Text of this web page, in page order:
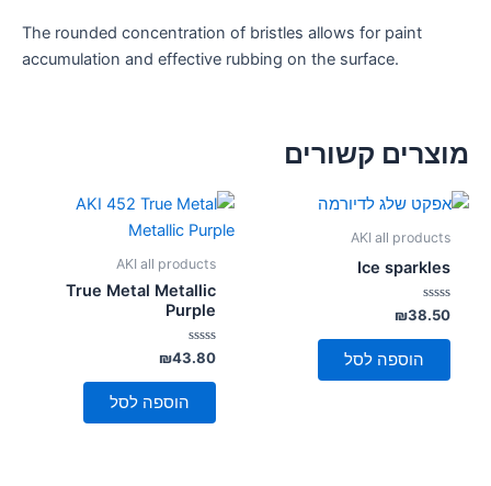
The rounded concentration of bristles allows for paint
accumulation and effective rubbing on the surface.
מוצרים קשורים
AKI all products
Ice sparkles
דורג
0
מתוך
₪38.50
הוספה לסל
AKI all products
True Metal Metallic
Purple
דורג
0
מתוך
₪43.80
הוספה לסל